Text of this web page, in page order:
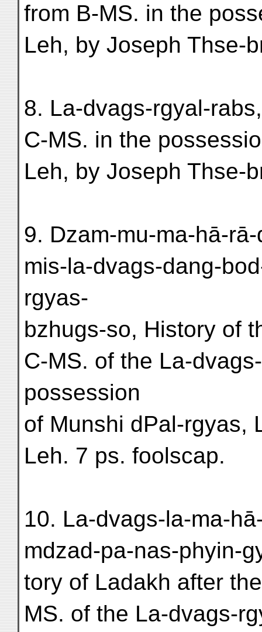
from B-MS. in the
Leh, by Joseph Thse-
8. La-dvags-rgyal-
C-MS. in the
Leh, by Joseph Thse-
9. Dzam-mu-ma-hā-
mis-la-dvags-dang-
rgyas-
bzhugs-so, History of
C-MS. of the La-
possession
of Munshi dPal-rgyas,
Leh. 7 ps. foolscap.
10. La-dvags-la-ma-
mdzad-pa-nas-phyin-
tory of Ladakh after
MS. of the La-dvags-